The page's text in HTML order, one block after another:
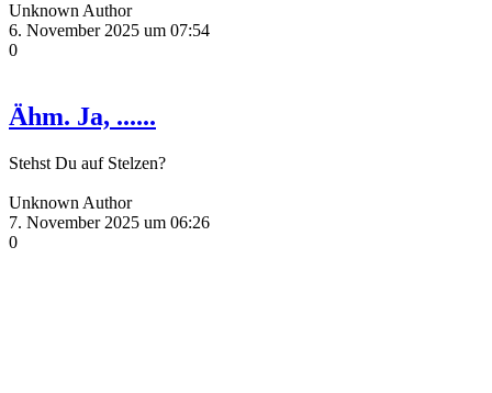
Unknown Author
6. November 2025 um 07:54
0
Ähm. Ja, ......
Stehst Du auf Stelzen?
Unknown Author
7. November 2025 um 06:26
0